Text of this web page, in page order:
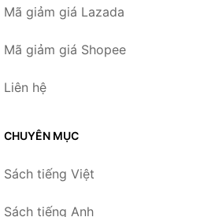
Mã giảm giá Lazada
Mã giảm giá Shopee
Liên hệ
CHUYÊN MỤC
Sách tiếng Việt
Sách tiếng Anh